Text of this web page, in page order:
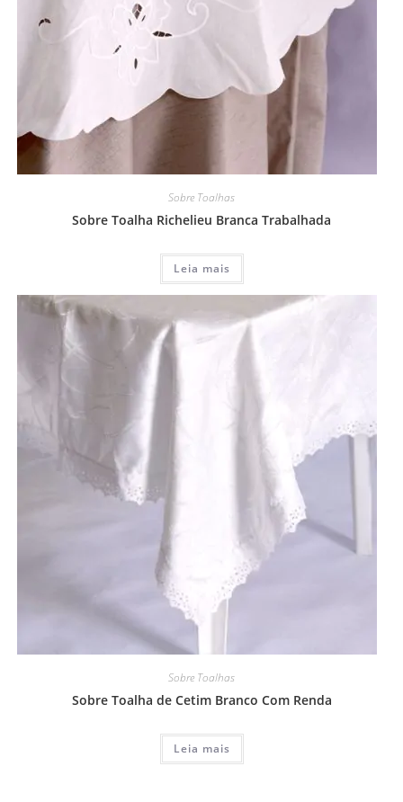
Sobre Toalhas
Sobre Toalha Richelieu Branca Trabalhada
Leia mais
Sobre Toalhas
Sobre Toalha de Cetim Branco Com Renda
Leia mais